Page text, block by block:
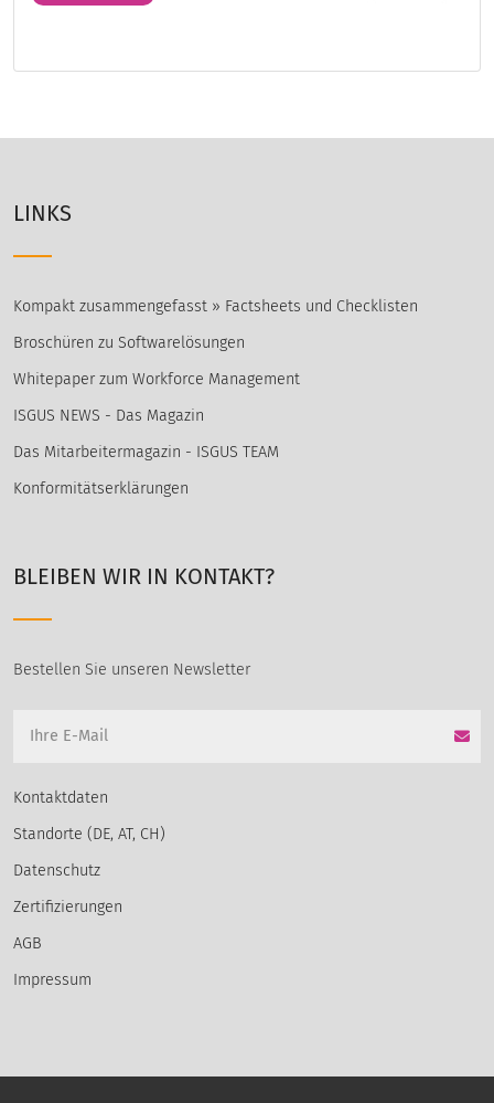
LINKS
Kompakt zusammengefasst » Factsheets und Checklisten
Broschüren zu Softwarelösungen
Whitepaper zum Workforce Management
ISGUS NEWS - Das Magazin
Das Mitarbeitermagazin - ISGUS TEAM
Konformitätserklärungen
BLEIBEN WIR IN KONTAKT?
Bestellen Sie unseren Newsletter
Kontaktdaten
Standorte (DE, AT, CH)
Datenschutz
Zertifizierungen
AGB
Impressum